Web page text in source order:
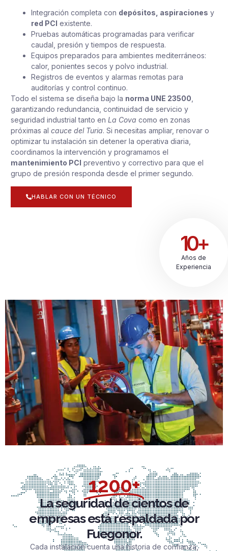
Integración completa con depósitos, aspiraciones y
red PCI existente.
Pruebas automáticas programadas para verificar
caudal, presión y tiempos de respuesta.
Equipos preparados para ambientes mediterráneos:
calor, ponientes secos y polvo industrial.
Registros de eventos y alarmas remotas para
auditorías y control continuo.
Todo el sistema se diseña bajo la norma UNE 23500,
garantizando redundancia, continuidad de servicio y
seguridad industrial tanto en La Cova como en zonas
próximas al cauce del Turia. Si necesitas ampliar, renovar o
optimizar tu instalación sin detener la operativa diaria,
coordinamos la intervención y programamos el
mantenimiento PCI preventivo y correctivo para que el
grupo de presión responda desde el primer segundo.
HABLAR CON UN TÉCNICO
10+
Años de
Experiencia
1200+
La seguridad de cientos de
empresas está respaldada por
Fuegonor.
Cada instalación cuenta una historia de confianza,